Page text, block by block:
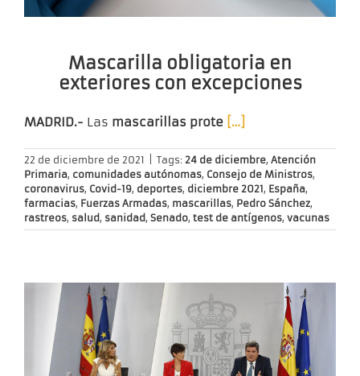
Mascarilla obligatoria en
exteriores con excepciones
MADRID.- Las mascarillas prote […]
22 de diciembre de 2021 Tags: 24 de diciembre, Atención
Primaria, comunidades autónomas, Consejo de Ministros,
coronavirus, Covid-19, deportes, diciembre 2021, España,
farmacias, Fuerzas Armadas, mascarillas, Pedro Sánchez,
rastreos, salud, sanidad, Senado, test de antígenos, vacunas